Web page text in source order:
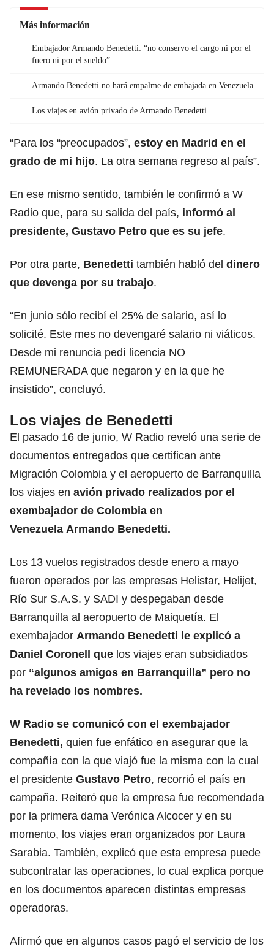
Más información
Embajador Armando Benedetti: “no conservo el cargo ni por el
fuero ni por el sueldo”
Armando Benedetti no hará empalme de embajada en Venezuela
Los viajes en avión privado de Armando Benedetti
“Para los “preocupados”, estoy en Madrid en el
grado de mi hijo. La otra semana regreso al país”.
En ese mismo sentido, también le confirmó a W
Radio que, para su salida del país, informó al
presidente, Gustavo Petro que es su jefe.
Por otra parte, Benedetti también habló del dinero
que devenga por su trabajo.
“En junio sólo recibí el 25% de salario, así lo
solicité. Este mes no devengaré salario ni viáticos.
Desde mi renuncia pedí licencia NO
REMUNERADA que negaron y en la que he
insistido”, concluyó.
Los viajes de Benedetti
El pasado 16 de junio, W Radio reveló una serie de
documentos entregados que certifican ante
Migración Colombia y el aeropuerto de Barranquilla
los viajes en avión privado realizados por el
exembajador de Colombia en
Venezuela Armando Benedetti.
Los 13 vuelos registrados desde enero a mayo
fueron operados por las empresas Helistar, Helijet,
Río Sur S.A.S. y SADI y despegaban desde
Barranquilla al aeropuerto de Maiquetía. El
exembajador Armando Benedetti le explicó a
Daniel Coronell que los viajes eran subsidiados
por “algunos amigos en Barranquilla” pero no
ha revelado los nombres.
W Radio se comunicó con el exembajador
Benedetti, quien fue enfático en asegurar que la
compañía con la que viajó fue la misma con la cual
el presidente Gustavo Petro, recorrió el país en
campaña. Reiteró que la empresa fue recomendada
por la primera dama Verónica Alcocer y en su
momento, los viajes eran organizados por Laura
Sarabia. También, explicó que esta empresa puede
subcontratar las operaciones, lo cual explica porque
en los documentos aparecen distintas empresas
operadoras.
Afirmó que en algunos casos pagó el servicio de los